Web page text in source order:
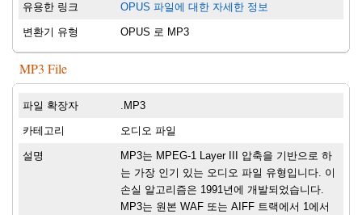
유용한 링크 OPUS 파일에 대한 자세한 정보
변환기 유형 OPUS 로 MP3
MP3 File
파일 확장자 .MP3
카테고리 오디오 파일
설명
MP3는 MPEG-1 Layer III 압축을 기반으로 하
는 가장 인기 있는 오디오 파일 유형입니다. 이
손실 알고리즘은 1991년에 개발되었습니다.
MP3는 원본 WAF 또는 AIFF 트랙에서 1에서